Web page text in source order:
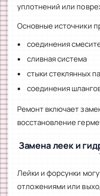
уплотнений или
Основные источники
соединения
сливная система
стыки стеклянных
соединения
Ремонт включает
восстановление
Замена леек и
Лейки и форсунки
отложениями или